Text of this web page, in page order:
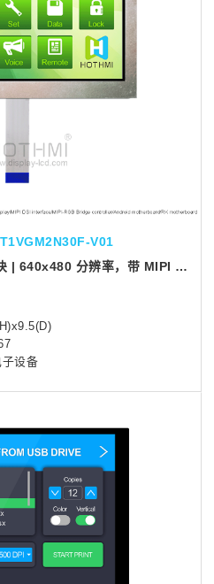
V01
5.6 英寸 TFT LCD 显示模块 | 640x480 分辨率，带 MIPI DSI
设备